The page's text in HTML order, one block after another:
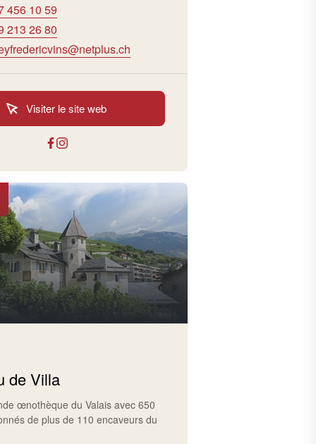
456 10 59
213 26 80
Visiter le site web
de Villa
œnothèque du Valais avec 650
de plus de 110 encaveurs du